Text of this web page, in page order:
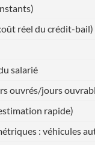
réel du crédit-bail)
salarié
ouvrés/jours
rapide)
: véhicules